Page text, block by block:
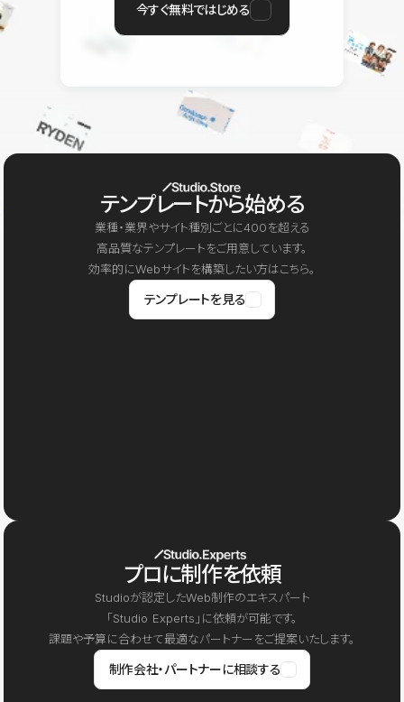
今すぐ無料ではじめる
テンプレートから始める
業種・業界やサイト種別ごとに400を超える
高品質なテンプレートをご用意しています。
効率的にWebサイトを構築したい方はこちら。
テンプレートを見る
プロに制作を依頼
Studioが認定したWeb制作のエキスパート
「Studio Experts」に依頼が可能です。
課題や予算に合わせて最適なパートナーをご提案いたします。
制作会社・パートナーに相談する